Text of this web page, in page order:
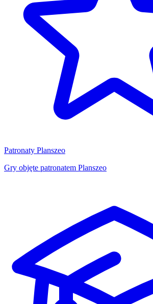
Patronaty Planszeo
Gry objęte patronatem Planszeo